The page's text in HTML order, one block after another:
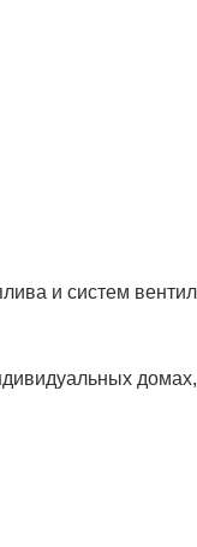
и систем